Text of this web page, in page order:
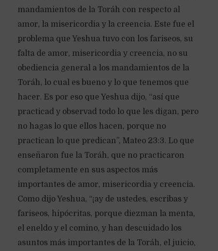
mandamientos de la Toráh con respecto al
amor, la misericordia y la creencia. Este fue el
problema que Yeshua tuvo con los fariseos, su
falta de amor, misericordia y creencia, no su
obediencia general a los mandamientos de la
Toráh, lo cual es bueno y lo que tenemos que
hacer. Es por eso que Yeshua dijo, “así que
practicad y observad todo lo que les digan, pero
no hagas lo que ellos hacen, porque no
practican lo que predican”, Mateo 23:3. Lo que
enseñaron fue la Toráh, que no practicaron
completamente en sus aspectos más
importantes de amor, misericordia y creencia.
Como dijo Yeshua, “¡ay de ustedes, escribas y
fariseos, hipócritas, porque diezman la menta,
el eneldo y el comino, y han descuidado los
asuntos más importantes de la Toráh, el juicio,